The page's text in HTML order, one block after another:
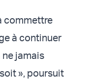
commettre
à continuer
jamais
», poursuit